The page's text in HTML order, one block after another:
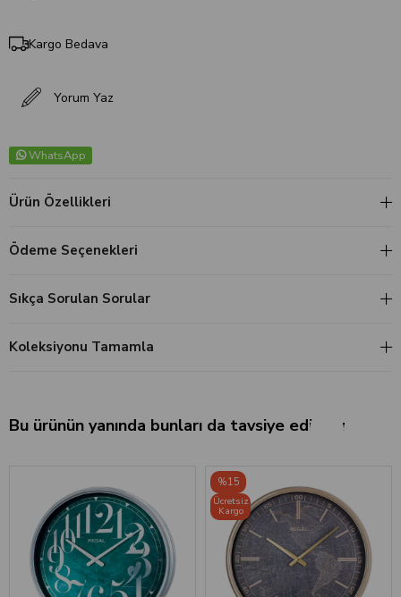
Kargo Bedava
Yorum Yaz
WhatsApp
Ürün Özellikleri
Ödeme Seçenekleri
Sıkça Sorulan Sorular
Koleksiyonu Tamamla
Bu ürünün yanında bunları da tavsiye ediyoruz.
%15
Ücretsiz
Kargo